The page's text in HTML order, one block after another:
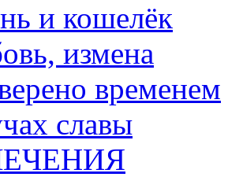
и кошелёк
измена
временем
славы